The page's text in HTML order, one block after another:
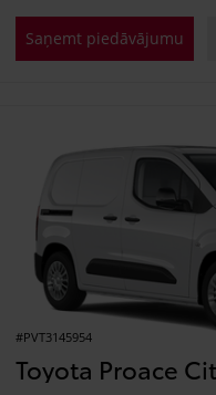
Saņemt piedāvājumu
#PVT3145954
Toyota Proace